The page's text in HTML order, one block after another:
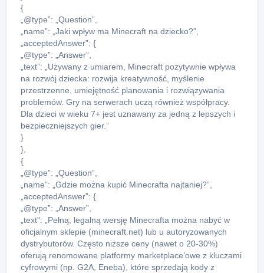
{
„@type”: „Question”,
„name”: „Jaki wpływ ma Minecraft na dziecko?”,
„acceptedAnswer”: {
„@type”: „Answer”,
„text”: „Używany z umiarem, Minecraft pozytywnie wpływa
na rozwój dziecka: rozwija kreatywność, myślenie
przestrzenne, umiejętność planowania i rozwiązywania
problemów. Gry na serwerach uczą również współpracy.
Dla dzieci w wieku 7+ jest uznawany za jedną z lepszych i
bezpieczniejszych gier.”
}
},
{
„@type”: „Question”,
„name”: „Gdzie można kupić Minecrafta najtaniej?”,
„acceptedAnswer”: {
„@type”: „Answer”,
„text”: „Pełną, legalną wersję Minecrafta można nabyć w
oficjalnym sklepie (minecraft.net) lub u autoryzowanych
dystrybutorów. Często niższe ceny (nawet o 20-30%)
oferują renomowane platformy marketplace’owe z kluczami
cyfrowymi (np. G2A, Eneba), które sprzedają kody z